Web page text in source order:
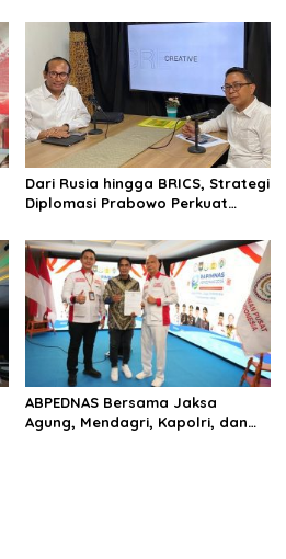
Dari Rusia hingga BRICS, Strategi
Diplomasi Prabowo Perkuat
ABPEDNAS Bersama Jaksa
Agung, Mendagri, Kapolri, dan